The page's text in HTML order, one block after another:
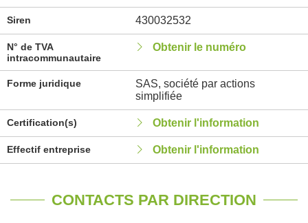
Siren 430032532
N° de TVA
intracommunautaire
Obtenir le numéro
Forme juridique
SAS, société par actions
simplifiée
Certification(s) Obtenir l'information
Effectif entreprise Obtenir l'information
CONTACTS PAR DIRECTION